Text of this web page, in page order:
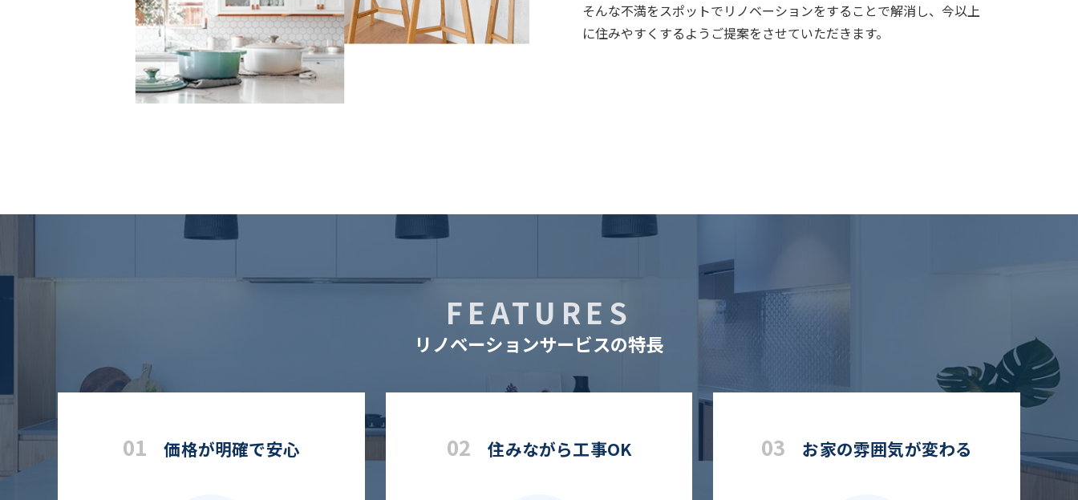
そんな不満をスポットでリノベーションをすることで解消し、今以上
に住みやすくするようご提案をさせていただきます。
FEATURES
リノベーションサービスの特長
01 価格が明確で安心 02 住みながら工事OK 03 お家の雰囲気が変わる